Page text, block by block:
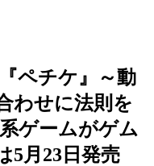
ペチケ』～動
わせに法則を
ゲームがゲム
5月23日発売